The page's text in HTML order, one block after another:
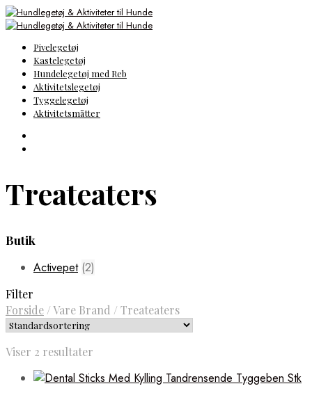
Pivelegetøj
Kastelegetøj
Hundelegetøj med Reb
Aktivitetslegetøj
Tyggelegetøj
Aktivitetsmåtter
Treateaters
Butik
Activepet (2)
Filter
Forside/Vare Brand / Treateaters
Viser 2 resultater